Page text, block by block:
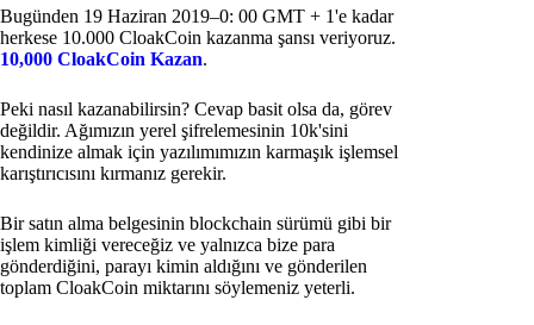
Bugünden 19 Haziran 2019–0: 00 GMT + 1'e kadar
herkese 10.000 CloakCoin kazanma şansı veriyoruz.
10,000 CloakCoin Kazan.
Peki nasıl kazanabilirsin? Cevap basit olsa da, görev
değildir. Ağımızın yerel şifrelemesinin 10k'sini
kendinize almak için yazılımımızın karmaşık işlemsel
karıştırıcısını kırmanız gerekir.
Bir satın alma belgesinin blockchain sürümü gibi bir
işlem kimliği vereceğiz ve yalnızca bize para
gönderdiğini, parayı kimin aldığını ve gönderilen
toplam CloakCoin miktarını söylemeniz yeterli.